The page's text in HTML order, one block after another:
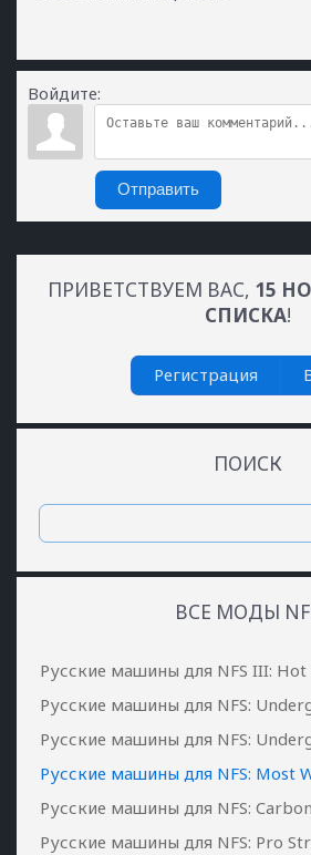
Войдите:
Отправить
ПРИВЕТСТВУЕМ ВАС, 15
СПИСКА!
Регистрация
ПОИСК
ВСЕ МОДЫ
Русские машины для NFS III: Hot
Русские машины для NFS:
Русские машины для NFS:
Русские машины для NFS: Most
Русские машины для NFS: Carbon
Русские машины для NFS: Pro